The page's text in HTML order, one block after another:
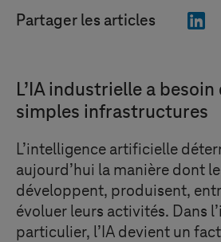
Partager les articles
L’IA industrielle a
simples infrastructures
L’intelligence artificielle
aujourd’hui la manière dont
développent, produisent,
évoluer leurs activités. Dans
particulier, l’IA devient un